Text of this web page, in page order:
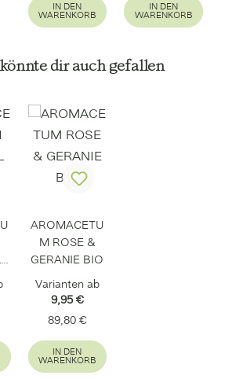
IN DEN
WARENKORB
IN DEN
WARENKORB
überspringen
könnte dir auch gefallen
Preis:
AROMACETU
M ROSE &
GERANIE BIO
Varianten ab
9,95 €
Regulärer Preis:
89,80 €
IN DEN
WARENKORB